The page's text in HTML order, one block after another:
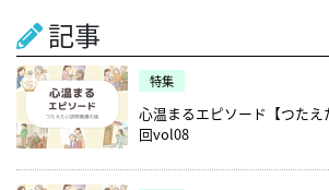
記事
特集
心温まるエピソード【つた
回vol08